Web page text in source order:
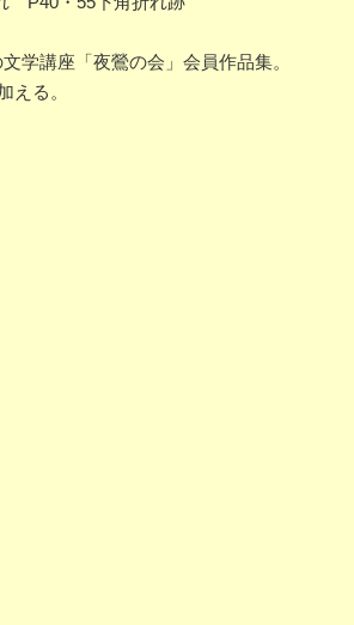
学講座「夜鶯の会」会員作品集。
える。